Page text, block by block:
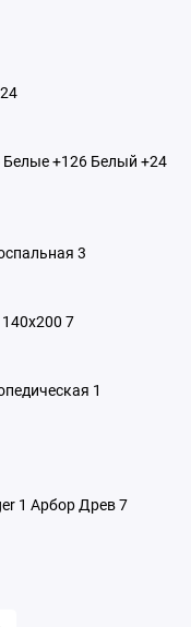
24
Белые +126 Белый +24
3
140х200 7
1
1 Арбор Древ 7